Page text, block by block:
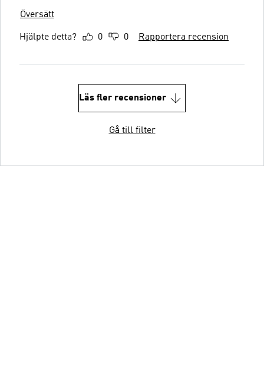
Översätt
Hjälpte detta? 0 0 Rapportera recension
Läs fler recensioner
Gå till filter